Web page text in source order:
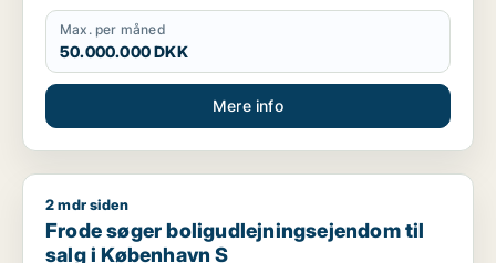
Max. per måned
50.000.000 DKK
Mere info
Frode søger boligudlejningsejendom til salg i København S
2 mdr siden
Frode søger boligudlejningsejendom til
salg i København S